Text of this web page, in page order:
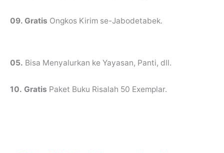
09. Gratis Ongkos Kirim se-Jabodetabek.
05. Bisa Menyalurkan ke Yayasan, Panti, dll.
10. Gratis Paket Buku Risalah 50 Exemplar.